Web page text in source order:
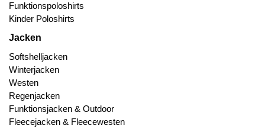
Funktionspoloshirts
Kinder Poloshirts
Jacken
Softshelljacken
Winterjacken
Westen
Regenjacken
Funktionsjacken & Outdoor
Fleecejacken & Fleecewesten